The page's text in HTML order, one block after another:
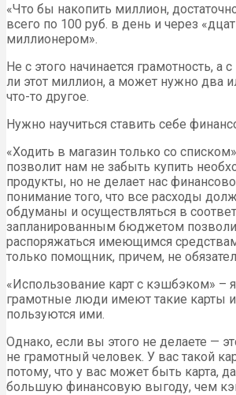
«Что бы накопить миллион,
всего по 100 руб. в день и через
миллионером».
Не с этого начинается грамотность, а
ли этот миллион, а может нужно два
что-то другое.
Нужно научиться ставить себе
«Ходить в магазин только со
позволит нам не забыть купить
продукты, но не делает нас
понимание того, что все расходы
обдуманы и осуществляться в
запланированным бюджетом
распоряжаться имеющимся
только помощник, причем, не
«Использование карт с кэшбэком» –
грамотные люди имеют такие карты
пользуются ими.
Однако, если вы этого не делаете —
не грамотный человек. У вас такой
потому, что у вас может быть карта,
большую финансовую выгоду, чем